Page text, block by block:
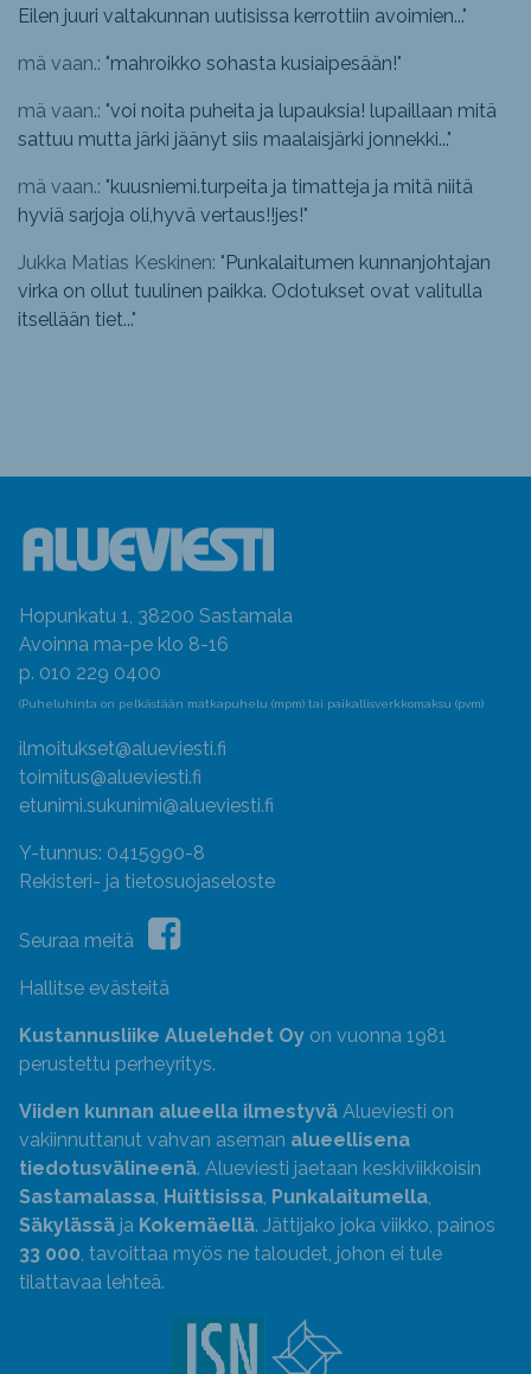
Eilen juuri valtakunnan uutisissa kerrottiin avoimien..."
mä vaan.: "mahroikko sohasta kusiaipesään!"
mä vaan.: "voi noita puheita ja lupauksia! lupaillaan mitä
sattuu mutta järki jäänyt siis maalaisjärki jonnekki..."
mä vaan.: "kuusniemi.turpeita ja timatteja ja mitä niitä
hyviä sarjoja oli,hyvä vertaus!!jes!"
Jukka Matias Keskinen: "Punkalaitumen kunnanjohtajan
virka on ollut tuulinen paikka. Odotukset ovat valitulla
itsellään tiet..."
Hopunkatu 1, 38200 Sastamala
Avoinna ma-pe klo 8-16
p. 010 229 0400
(Puheluhinta on pelkästään matkapuhelu (mpm) tai paikallisverkkomaksu (pvm)
ilmoitukset@alueviesti.fi
toimitus@alueviesti.fi
etunimi.sukunimi@alueviesti.fi
Y-tunnus: 0415990-8
Rekisteri- ja tietosuojaseloste
Seuraa meitä
Hallitse evästeitä
Kustannusliike Aluelehdet Oy on vuonna 1981
perustettu perheyritys.
Viiden kunnan alueella ilmestyvä Alueviesti on
vakiinnuttanut vahvan aseman alueellisena
tiedotusvälineenä. Alueviesti jaetaan keskiviikkoisin
Sastamalassa Huittisissa Punkalaitumella
Säkylässä ja Kokemäellä. Jättijako joka viikko, painos
33 000 , tavoittaa myös ne taloudet, johon ei tule
tilattavaa lehteä.